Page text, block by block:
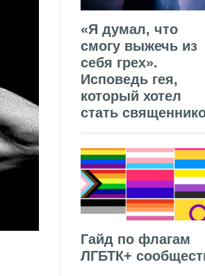
«Я думал, что
смогу выжечь из
себя грех».
Исповедь гея,
который хотел
стать
Гайд по флагам
ЛГБТК+